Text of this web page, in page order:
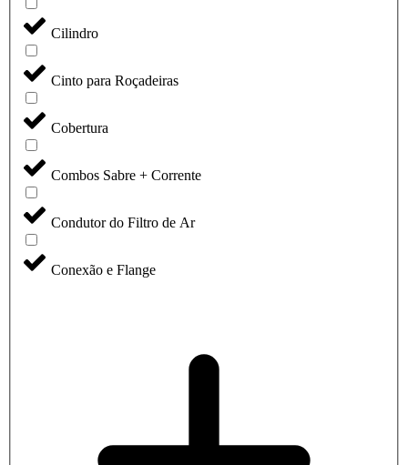
Cilindro
Cinto para Roçadeiras
Cobertura
Combos Sabre + Corrente
Condutor do Filtro de Ar
Conexão e Flange